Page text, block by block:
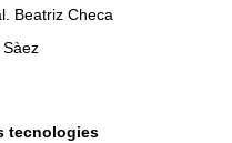
Beatriz Checa
tecnologies